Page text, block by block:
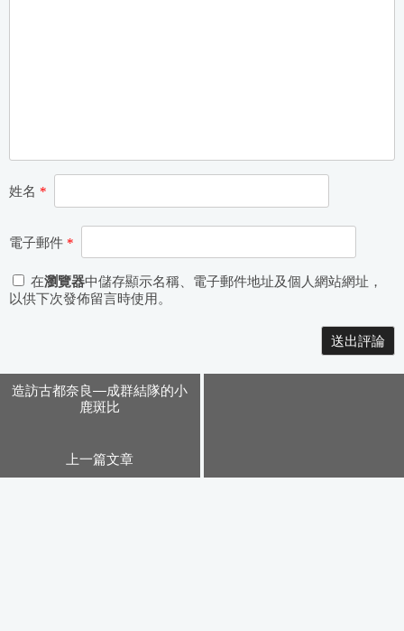
姓名 *
電子郵件 *
在瀏覽器中儲存顯示名稱、電子郵件地址及個人網站網址，
以供下次發佈留言時使用。
造訪古都奈良—成群結隊的小
鹿斑比
上一篇文章